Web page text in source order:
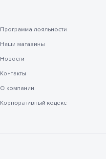
Программа лояльности
Наши магазины
Новости
Контакты
О компании
Корпоративный кодекс